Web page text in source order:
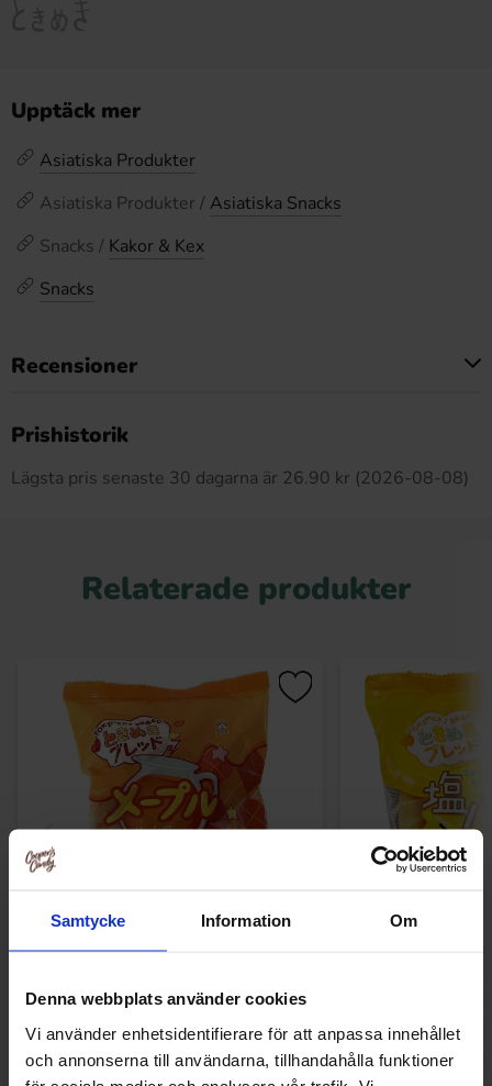
Samtycke Information Om
Denna webbplats använder cookies
Vi använder enhetsidentifierare för att anpassa innehållet
och annonserna till användarna, tillhandahålla funktioner
Upptäck mer
Asiatiska Produkter
Asiatiska Produkter / Asiatiska Snacks
Snacks / Kakor & Kex
Snacks
Recensioner
Prishistorik
Lägsta pris senaste 30 dagarna är 26.90 kr (2026-08-08)
Relaterade produkter
Tokimeki Bread Maple Flavor 70g
33.03 kr
Köp Köp